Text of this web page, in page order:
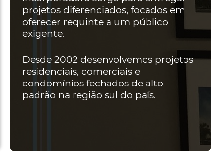
projetos diferenciados, focados em
oferecer requinte a um público
exigente.
Desde 2002 desenvolvemos projetos
residenciais, comerciais e
condomínios fechados de alto
padrão na região sul do país.